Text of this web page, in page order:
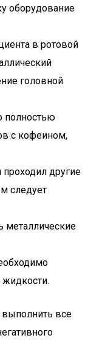
оборудование
в ротовой
головной
полностью
с кофеином,
другие
следует
металлические
жидкости.
выполнить все